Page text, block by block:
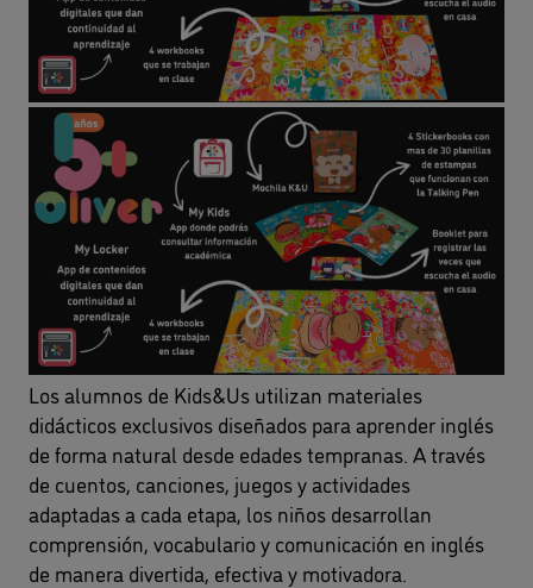
Los alumnos de Kids&Us utilizan materiales
didácticos exclusivos diseñados para aprender inglés
de forma natural desde edades tempranas. A través
de cuentos, canciones, juegos y actividades
adaptadas a cada etapa, los niños desarrollan
comprensión, vocabulario y comunicación en inglés
de manera divertida, efectiva y motivadora.